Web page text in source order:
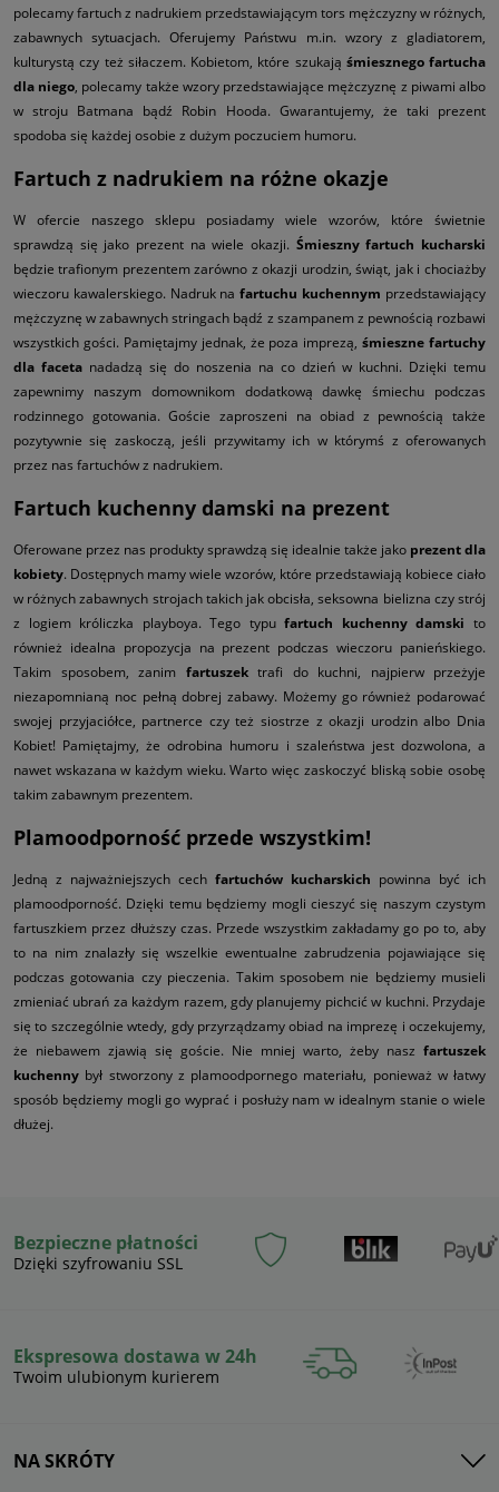
polecamy fartuch z nadrukiem przedstawiającym tors mężczyzny w różnych,
zabawnych sytuacjach. Oferujemy Państwu m.in. wzory z gladiatorem,
kulturystą czy też siłaczem. Kobietom, które szukają śmiesznego fartucha
dla niego, polecamy także wzory przedstawiające mężczyznę z piwami albo
w stroju Batmana bądź Robin Hooda. Gwarantujemy, że taki prezent
spodoba się każdej osobie z dużym poczuciem humoru.
Fartuch z nadrukiem na różne okazje
W ofercie naszego sklepu posiadamy wiele wzorów, które świetnie
sprawdzą się jako prezent na wiele okazji. Śmieszny fartuch kucharski
będzie trafionym prezentem zarówno z okazji urodzin, świąt, jak i chociażby
wieczoru kawalerskiego. Nadruk nafartuchu kuchennym przedstawiający
mężczyznę w zabawnych stringach bądź z szampanem z pewnością rozbawi
wszystkich gości. Pamiętajmy jednak, że poza imprezą,śmieszne fartuchy
dla faceta nadadzą się do noszenia na co dzień w kuchni. Dzięki temu
zapewnimy naszym domownikom dodatkową dawkę śmiechu podczas
rodzinnego gotowania. Goście zaproszeni na obiad z pewnością także
pozytywnie się zaskoczą, jeśli przywitamy ich w którymś z oferowanych
przez nas fartuchów z nadrukiem.
Fartuch kuchenny damski na prezent
Oferowane przez nas produkty sprawdzą się idealnie także jako prezent dla
kobiety. Dostępnych mamy wiele wzorów, które przedstawiają kobiece ciało
w różnych zabawnych strojach takich jak obcisła, seksowna bielizna czy strój
z logiem króliczka playboya. Tego typufartuch kuchenny damski to
również idealna propozycja na prezent podczas wieczoru panieńskiego.
Takim sposobem, zanim fartuszektrafi do kuchni, najpierw przeżyje
niezapomnianą noc pełną dobrej zabawy. Możemy go również podarować
swojej przyjaciółce, partnerce czy też siostrze z okazji urodzin albo Dnia
Kobiet! Pamiętajmy, że odrobina humoru i szaleństwa jest dozwolona, a
nawet wskazana w każdym wieku. Warto więc zaskoczyć bliską sobie osobę
takim zabawnym prezentem.
Plamoodporność przede wszystkim!
Jedną z najważniejszych cech fartuchów kucharskich powinna być ich
plamoodporność. Dzięki temu będziemy mogli cieszyć się naszym czystym
fartuszkiem przez dłuższy czas. Przede wszystkim zakładamy go po to, aby
to na nim znalazły się wszelkie ewentualne zabrudzenia pojawiające się
podczas gotowania czy pieczenia. Takim sposobem nie będziemy musieli
zmieniać ubrań za każdym razem, gdy planujemy pichcić w kuchni. Przydaje
się to szczególnie wtedy, gdy przyrządzamy obiad na imprezę i oczekujemy,
że niebawem zjawią się goście. Nie mniej warto, żeby nasz fartuszek
kuchenny był stworzony z plamoodpornego materiału, ponieważ w łatwy
sposób będziemy mogli go wyprać i posłuży nam w idealnym stanie o wiele
dłużej.
Bezpieczne płatności
Dzięki szyfrowaniu SSL
Ekspresowa dostawa w 24h
Twoim ulubionym kurierem
NA SKRÓTY